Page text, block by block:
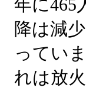
年に465
降は減
ってい
れは放